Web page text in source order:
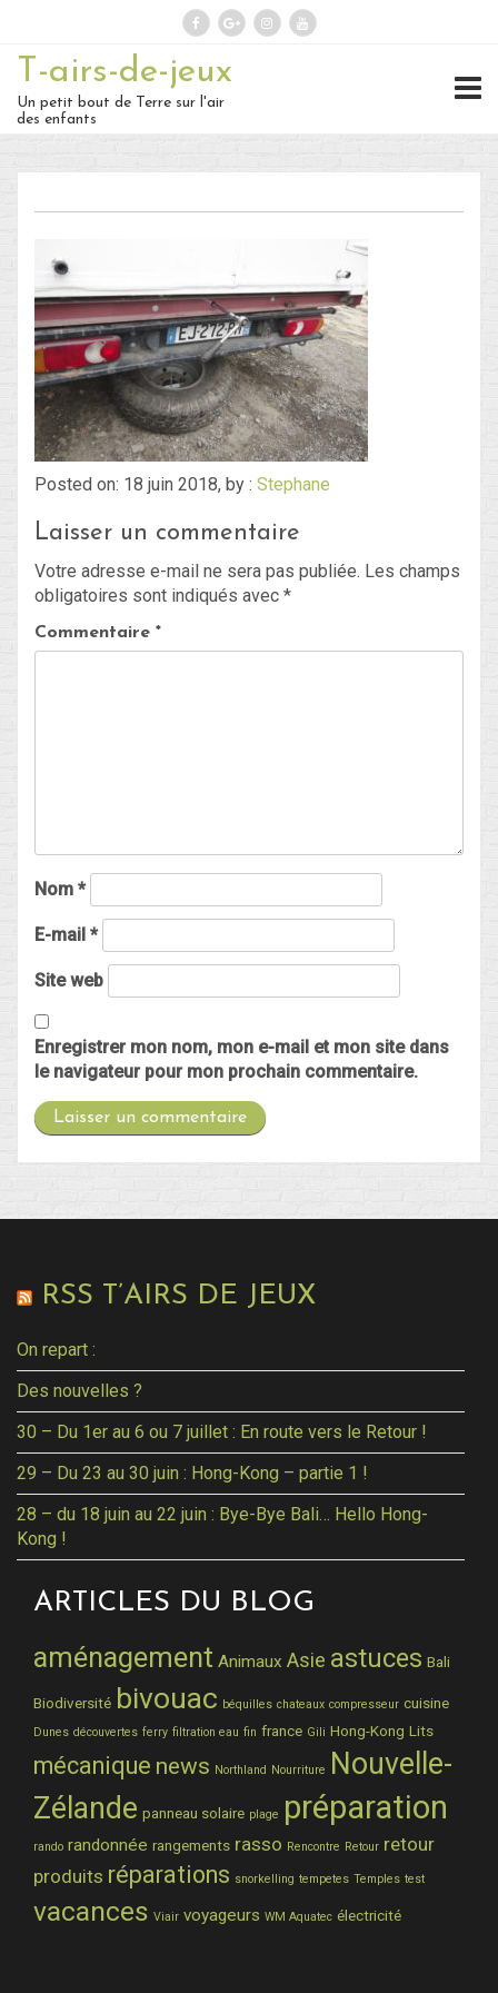
Rechercher :
30 – Du 1er au 6 ou 7 juillet : En
route vers le Retour !
29 – Du 23 au 30 juin : Hong-
Kong – partie 1 !
28 – du 18 juin au 22 juin : Bye-
Bye Bali… Hello Hong-Kong !
Blog
Non classé
T-airs-de-jeux
Un petit bout de Terre sur l'air
des enfants
Posted on: 18 juin 2018, by : Stephane
Laisser un commentaire
Votre adresse e-mail ne sera pas publiée. Les champs
obligatoires sont indiqués avec *
Commentaire *
Nom *
E-mail *
Site web
Enregistrer mon nom, mon e-mail et mon site dans
le navigateur pour mon prochain commentaire.
RSS T’AIRS DE JEUX
On repart :
Des nouvelles ?
30 – Du 1er au 6 ou 7 juillet : En route vers le Retour !
29 – Du 23 au 30 juin : Hong-Kong – partie 1 !
28 – du 18 juin au 22 juin : Bye-Bye Bali… Hello Hong-
Kong !
ARTICLES DU BLOG
aménagement Animaux Asie astuces Bali
Biodiversité bivouac béquilles chateaux compresseur cuisine
Dunes découvertes ferry filtration eau fin france Gili Hong-Kong Lits
mécanique news Northland Nourriture Nouvelle-
Zélande panneau solaire plage préparation
rando randonnée rangements rasso Rencontre Retour retour
produits réparations snorkelling tempetes Temples test
vacances Viair voyageurs WM Aquatec électricité